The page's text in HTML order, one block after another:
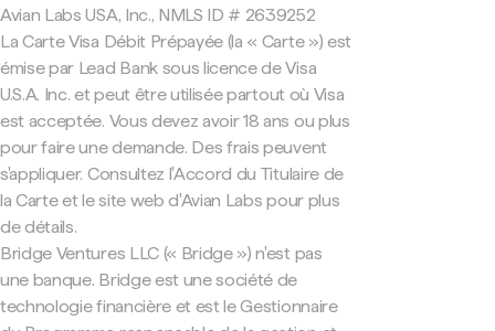
Avian Labs USA, Inc., NMLS ID # 2639252
La Carte Visa Débit Prépayée (la « Carte ») est
émise par Lead Bank sous licence de Visa
U.S.A. Inc. et peut être utilisée partout où Visa
est acceptée. Vous devez avoir 18 ans ou plus
pour faire une demande. Des frais peuvent
s'appliquer. Consultez l'Accord du Titulaire de
la Carte et le site web d'Avian Labs pour plus
de détails.
Bridge Ventures LLC (« Bridge ») n'est pas
une banque. Bridge est une société de
technologie financière et est le Gestionnaire